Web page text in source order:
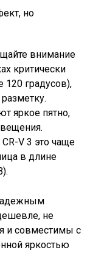
но
внимание
критически
градусов),
яркое пятно,
V 3 это чаще
в длине
не
и совместимы с
яркостью